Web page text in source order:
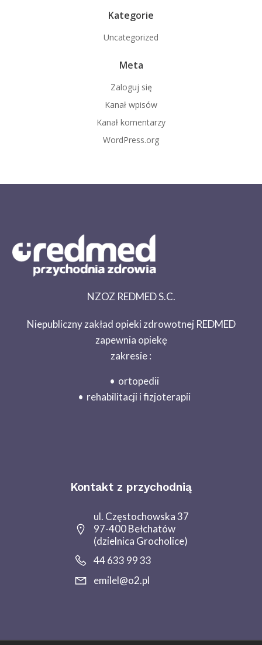
Kategorie
Uncategorized
Meta
Zaloguj się
Kanał wpisów
Kanał komentarzy
WordPress.org
NZOZ REDMED S.C.
Niepubliczny zakład opieki zdrowotnej REDMED
zapewnia opiekę
zakresie :
ortopedii
rehabilitacji i fizjoterapii
Kontakt z przychodnią
ul. Częstochowska 37
97-400 Bełchatów
(dzielnica Grocholice)
44 633 99 33
emilel@o2.pl